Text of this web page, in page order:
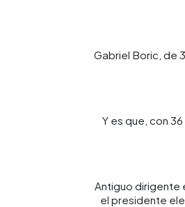
Gabriel Boric, de
Y es que, con
Antiguo dirigente
el presidente